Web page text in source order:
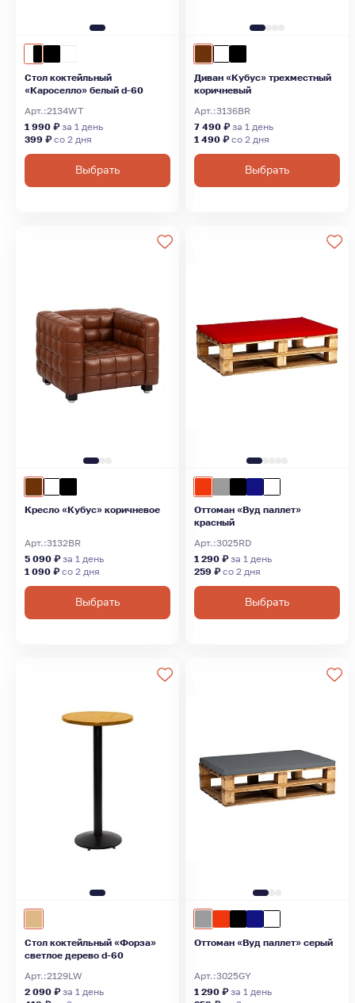
Стол коктейльный
«Кароселло» белый d-60
Арт.:2134WT
1 990 ₽за 1 день
399 ₽со 2 дня
Выбрать
Диван «Кубус» трехместный
коричневый
Арт.:3136BR
7 490 ₽за 1 день
1 490 ₽со 2 дня
Выбрать
Кресло «Кубус» коричневое
Арт.:3132BR
5 090 ₽за 1 день
1 090 ₽со 2 дня
Выбрать
Оттоман «Вуд паллет»
красный
Арт.:3025RD
1 290 ₽за 1 день
259 ₽со 2 дня
Выбрать
Стол коктейльный «Форза»
светлое дерево d-60
Арт.:2129LW
2 090 ₽за 1 день
Оттоман «Вуд паллет» серый
Арт.:3025GY
1 290 ₽за 1 день